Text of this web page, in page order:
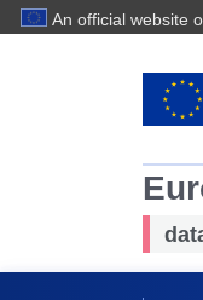
An official website